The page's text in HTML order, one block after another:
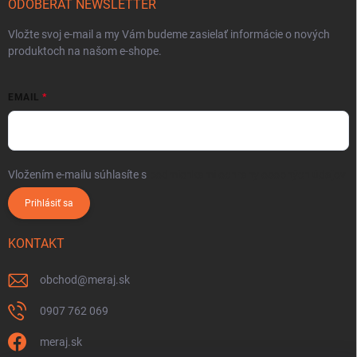
ODOBERAŤ NEWSLETTER
Vložte svoj e-mail a my Vám budeme zasielať informácie o nových
produktoch na našom e-shope.
EMAIL
Vložením e-mailu súhlasíte s
Prihlásiť sa
KONTAKT
obchod@meraj.sk
0907 762 069
meraj.sk